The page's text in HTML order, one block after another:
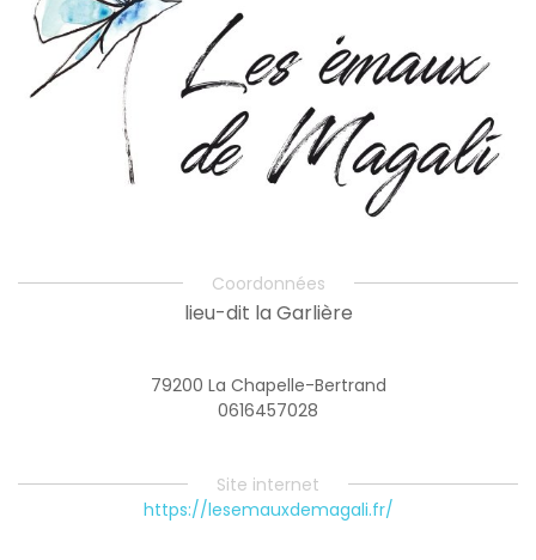
Coordonnées
lieu-dit la Garlière
79200 La Chapelle-Bertrand
0616457028
Site internet
https://lesemauxdemagali.fr/